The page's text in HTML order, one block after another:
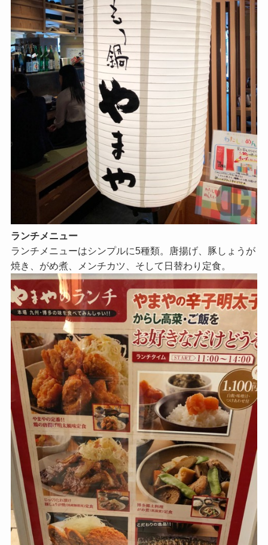
ランチメニュー
ランチメニューはシンプルに5種類。唐揚げ、豚しょうが
焼き、がめ煮、メンチカツ、そして日替わり定食。